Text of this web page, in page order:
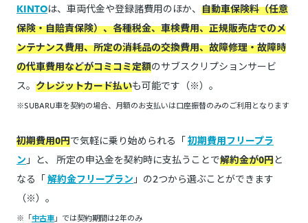
KINTOは、車両代金や登録諸費用のほか、 自動車保険料（任意
保険・自賠責保険）、各種税金、車検費用、正規販売店でのメ
ンテナンス費用、所定の消耗品の交換費用、故障修理・故障時
の代車費用などがコミコミ定額のサブスクリプションサービ
ス。 クレジットカード払いも可能です（※）。
※SUBARU車を契約の場合、月額のお支払いは口座振替のみのご利用となります
初期費用0円で気軽に乗り始められる「初期費用フリープラ
ン 」と、 所定の申込金を契約時に支払うことで解約金が0円と
なる「解約金フリープラン 」の2つから選ぶことができます
（※）。
※「中古車」では契約期間は2年のみ